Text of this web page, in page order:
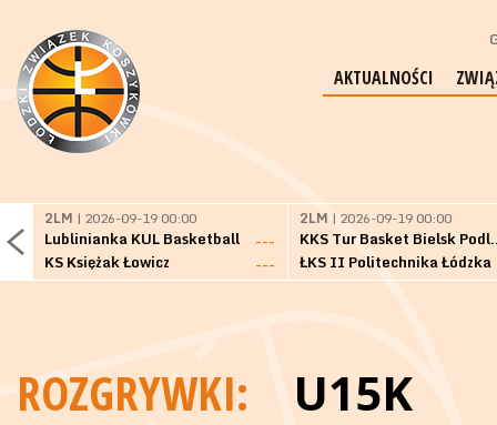
AKTUALNOŚCI
2LM | 2026-09-19 00:00
Lublinianka KUL Basketball
---
KS Księżak Łowicz
---
2LM | 2026-09-19 00:00
KKS Tur
ŁKS II Politechnika Łódzka
ROZGRYWKI: U15K